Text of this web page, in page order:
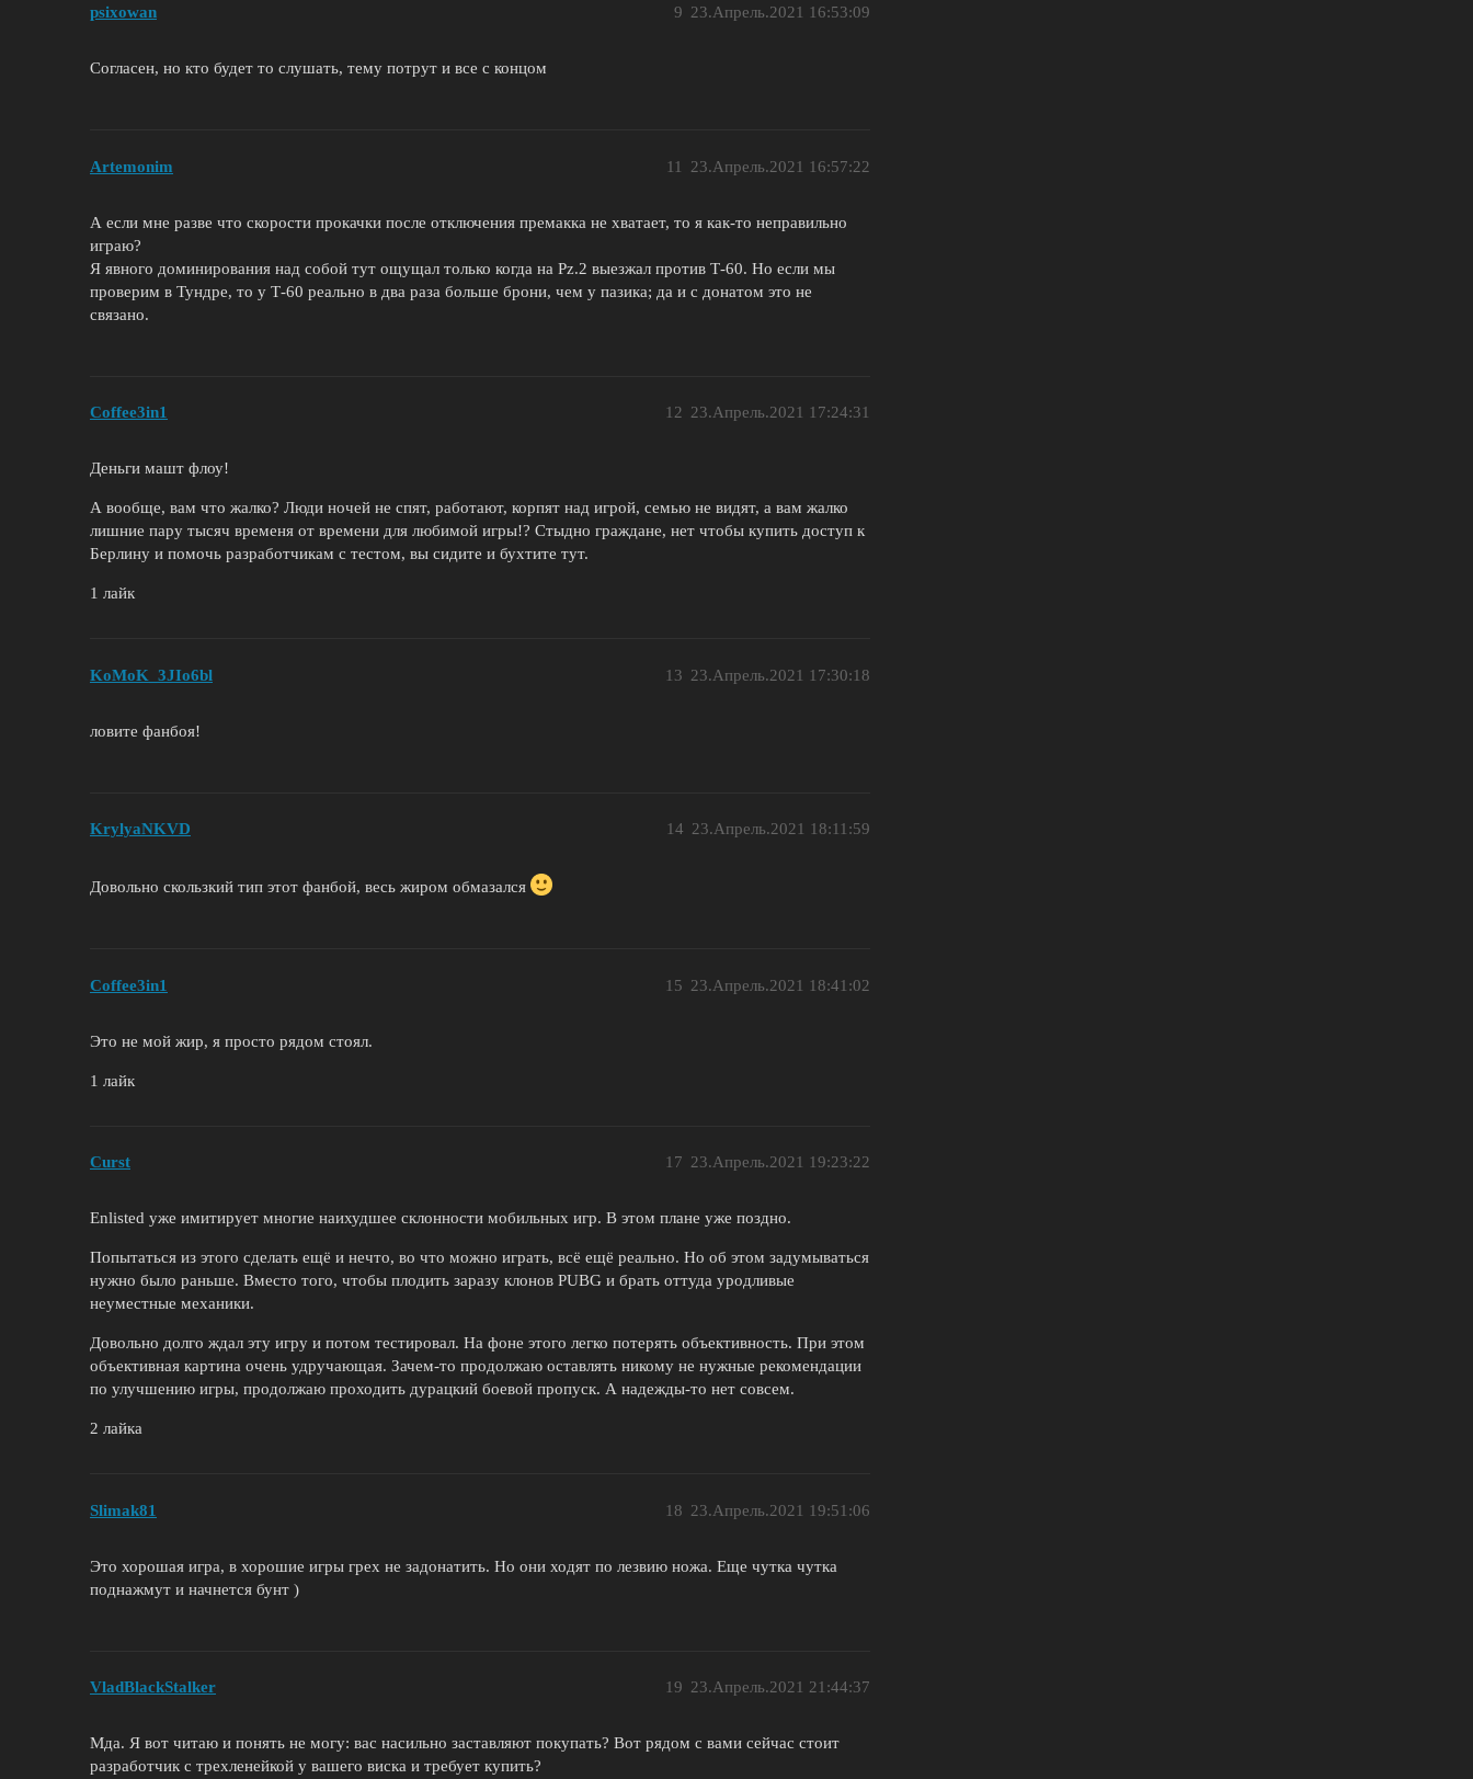
psixowan 23.Апрель.2021 16:53:09
9
Согласен, но кто будет то слушать, тему потрут и все с концом
Artemonim 23.Апрель.2021 16:57:22
11
А если мне разве что скорости прокачки после отключения премакка не хватает, то я как-то неправильно
играю?
Я явного доминирования над собой тут ощущал только когда на Pz.2 выезжал против Т-60. Но если мы
проверим в Тундре, то у Т-60 реально в два раза больше брони, чем у пазика; да и с донатом это не
связано.
Coffee3in1 23.Апрель.2021 17:24:31
12
Деньги машт флоу!
А вообще, вам что жалко? Люди ночей не спят, работают, корпят над игрой, семью не видят, а вам жалко
лишние пару тысяч временя от времени для любимой игры!? Стыдно граждане, нет чтобы купить доступ к
Берлину и помочь разработчикам с тестом, вы сидите и бухтите тут.
1 лайк
KoMoK_3JIo6bl 23.Апрель.2021 17:30:18
13
ловите фанбоя!
KrylyaNKVD 23.Апрель.2021 18:11:59
14
Довольно скользкий тип этот фанбой, весь жиром обмазался
Coffee3in1 23.Апрель.2021 18:41:02
15
Это не мой жир, я просто рядом стоял.
1 лайк
Curst 23.Апрель.2021 19:23:22
17
Enlisted уже имитирует многие наихудшее склонности мобильных игр. В этом плане уже поздно.
Попытаться из этого сделать ещё и нечто, во что можно играть, всё ещё реально. Но об этом задумываться
нужно было раньше. Вместо того, чтобы плодить заразу клонов PUBG и брать оттуда уродливые
неуместные механики.
Довольно долго ждал эту игру и потом тестировал. На фоне этого легко потерять объективность. При этом
объективная картина очень удручающая. Зачем-то продолжаю оставлять никому не нужные рекомендации
по улучшению игры, продолжаю проходить дурацкий боевой пропуск. А надежды-то нет совсем.
2 лайка
Slimak81 23.Апрель.2021 19:51:06
18
Это хорошая игра, в хорошие игры грех не задонатить. Но они ходят по лезвию ножа. Еще чутка чутка
поднажмут и начнется бунт )
VladBlackStalker 23.Апрель.2021 21:44:37
19
Мда. Я вот читаю и понять не могу: вас насильно заставляют покупать? Вот рядом с вами сейчас стоит
разработчик с трехленейкой у вашего виска и требует купить?